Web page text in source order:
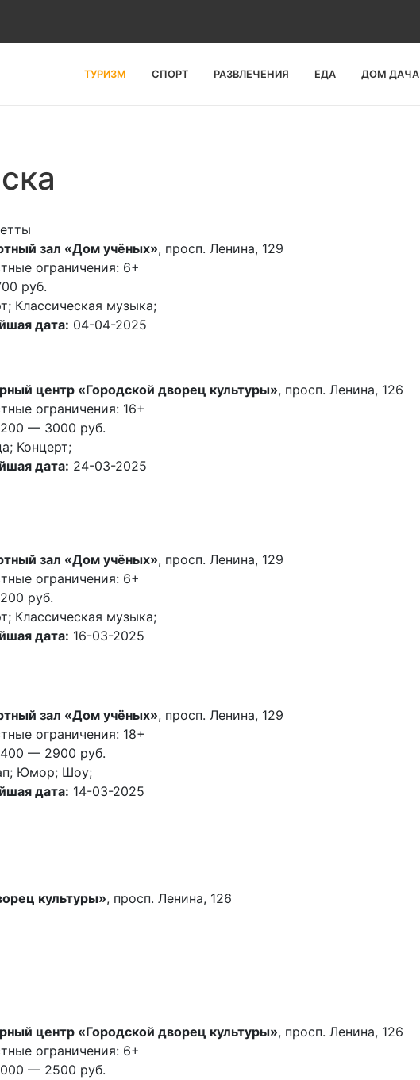
ТУРИЗМ СПОРТ РАЗВЛЕЧЕНИЯ ЕДА ДОМ ДАЧА
зал «Дом учёных», просп. Ленина, 129
ограничения: 6+
руб.
Классическая музыка;
дата: 04-04-2025
центр «Городской дворец культуры», просп. Ленина, 126
ограничения: 16+
— 3000 руб.
Концерт;
дата: 24-03-2025
зал «Дом учёных», просп. Ленина, 129
ограничения: 6+
руб.
Классическая музыка;
дата: 16-03-2025
зал «Дом учёных», просп. Ленина, 129
ограничения: 18+
— 2900 руб.
Юмор; Шоу;
дата: 14-03-2025
культуры», просп. Ленина, 126
центр «Городской дворец культуры», просп. Ленина, 126
ограничения: 6+
— 2500 руб.